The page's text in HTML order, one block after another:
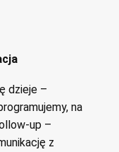
dzieje –
na
up –
z